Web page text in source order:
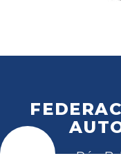
Rúa B,